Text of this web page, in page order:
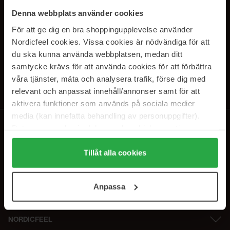
Denna webbplats använder cookies
För att ge dig en bra shoppingupplevelse använder
Nordicfeel cookies. Vissa cookies är nödvändiga för att
du ska kunna använda webbplatsen, medan ditt
samtycke krävs för att använda cookies för att förbättra
våra tjänster, mäta och analysera trafik, förse dig med
relevant och anpassat innehåll/annonser samt för att
aktivera funktioner som används på sociala medier
media (kan innefatta behandling av personuppgifter).
Genom att trycka på "Tillåt alla cookies" accepterar du
alla cookies, medan du under "Detaljer" kan anpassa
användningen av cookies. Du kan när som helst återkalla
samt vår Integritetspolicy.
Tillåt alla cookies
Anpassa
SUBSCRIBE TO OUR
NEWSLETTER
E-postadresse
Ved å abonnere godtar du vårpersonvernerklæring. Du kan melde deg
NORDICFEEL